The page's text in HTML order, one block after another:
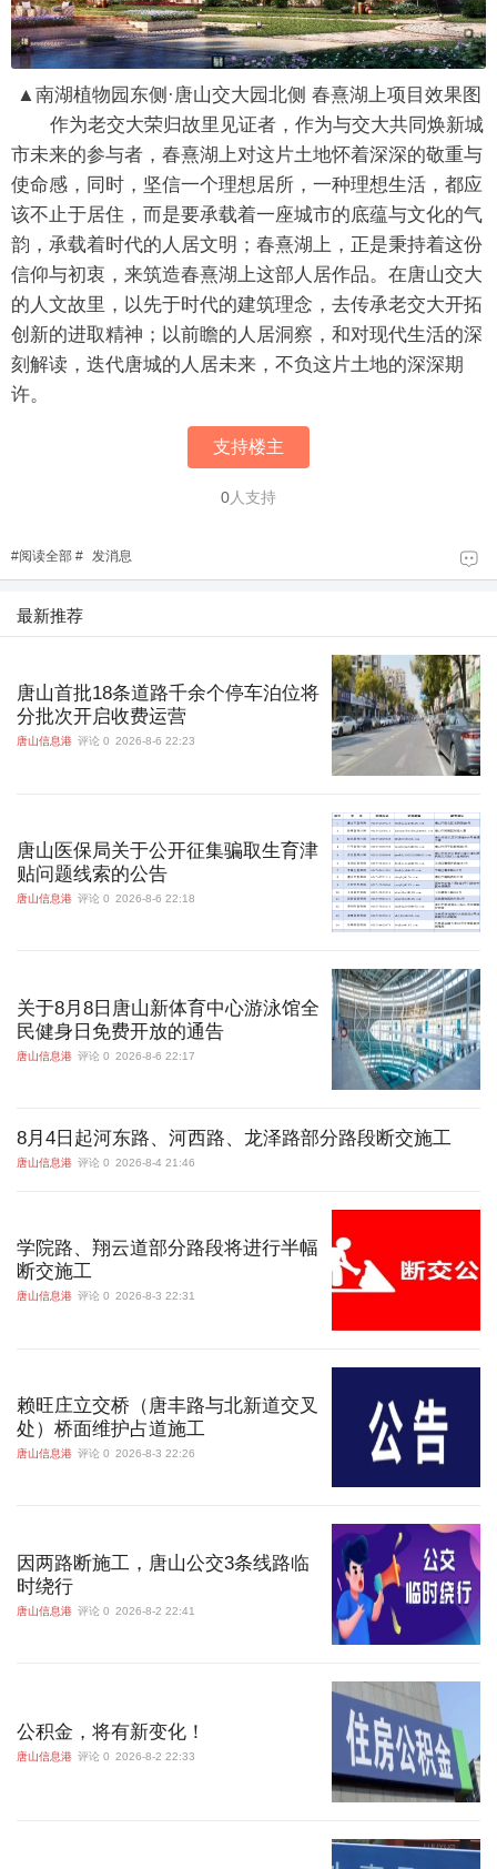
▲南湖植物园东侧·唐山交大园北侧 春熹湖上项目效果图
作为老交大荣归故里见证者，作为与交大共同焕新城
市未来的参与者，春熹湖上对这片土地怀着深深的敬重与
使命感，同时，坚信一个理想居所，一种理想生活，都应
该不止于居住，而是要承载着一座城市的底蕴与文化的气
韵，承载着时代的人居文明；春熹湖上，正是秉持着这份
信仰与初衷，来筑造春熹湖上这部人居作品。在唐山交大
的人文故里，以先于时代的建筑理念，去传承老交大开拓
创新的进取精神；以前瞻的人居洞察，和对现代生活的深
刻解读，迭代唐城的人居未来，不负这片土地的深深期
许。
支持楼主
0人支持
#阅读全部 # 发消息
最新推荐
唐山首批18条道路千余个停车泊位将
分批次开启收费运营
唐山信息港 评论 0 2026-8-6 22:23
唐山医保局关于公开征集骗取生育津
贴问题线索的公告
唐山信息港 评论 0 2026-8-6 22:18
关于8月8日唐山新体育中心游泳馆全
民健身日免费开放的通告
唐山信息港 评论 0 2026-8-6 22:17
8月4日起河东路、河西路、龙泽路部分路段断交施工
唐山信息港 评论 0 2026-8-4 21:46
学院路、翔云道部分路段将进行半幅
断交施工
唐山信息港 评论 0 2026-8-3 22:31
赖旺庄立交桥（唐丰路与北新道交叉
处）桥面维护占道施工
唐山信息港 评论 0 2026-8-3 22:26
因两路断施工，唐山公交3条线路临
时绕行
唐山信息港 评论 0 2026-8-2 22:41
公积金，将有新变化！
唐山信息港 评论 0 2026-8-2 22:33